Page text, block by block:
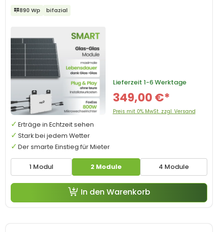
890 Wp bifazial
1 Modul 2 Module 4 Module
Lieferzeit 1-6 Werktage
349,00 €*
Preis mit 0% MwSt. zzgl. Versand
Erträge in Echtzeit sehen
Stark bei jedem Wetter
Der smarte Einstieg für Mieter
In den Warenkorb